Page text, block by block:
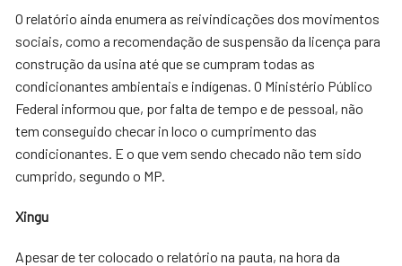
O relatório ainda enumera as reivindicações dos movimentos
sociais, como a recomendação de suspensão da licença para
construção da usina até que se cumpram todas as
condicionantes ambientais e indígenas. O Ministério Público
Federal informou que, por falta de tempo e de pessoal, não
tem conseguido checar in loco o cumprimento das
condicionantes. E o que vem sendo checado não tem sido
cumprido, segundo o MP.
Xingu
Apesar de ter colocado o relatório na pauta, na hora da